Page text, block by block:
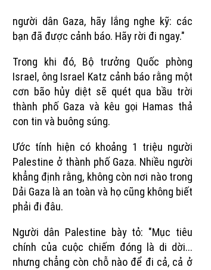
người dân Gaza, hãy lắng nghe kỹ: các
bạn đã được cảnh báo. Hãy rời đi ngay."
Trong khi đó, Bộ trưởng Quốc phòng
Israel, ông Israel Katz cảnh báo rằng một
cơn bão hủy diệt sẽ quét qua bầu trời
thành phố Gaza và kêu gọi Hamas thả
con tin và buông súng.
Ước tính hiện có khoảng 1 triệu người
Palestine ở thành phố Gaza. Nhiều người
khẳng định rằng, không còn nơi nào trong
Dải Gaza là an toàn và họ cũng không biết
phải đi đâu.
Người dân Palestine bày tỏ: "Mục tiêu
chính của cuộc chiếm đóng là di dời...
nhưng chẳng còn chỗ nào để đi cả, cả ở